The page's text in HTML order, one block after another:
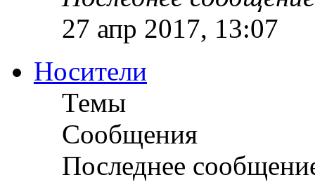
27 апр 2017, 13:07
Носители
Темы
Сообщения
Последнее